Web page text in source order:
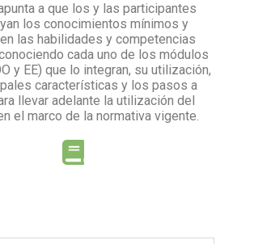
a que los y las participantes
los conocimientos mínimos y
las habilidades y competencias
cada uno de los módulos
y EE) que lo integran, su utilización,
características y los pasos a
llevar adelante la utilización del
el marco de la normativa vigente.